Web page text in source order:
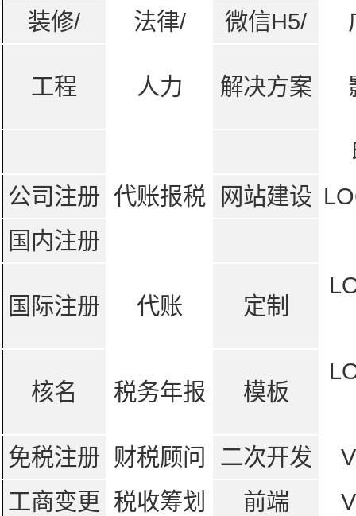
装修/ 法律/ 微信H5/
工程 人力 解决方案
公司注册 代账报税 网站建设
国内注册
国际注册 代账 定制
核名 税务年报 模板
免税注册 财税顾问 二次开发
工商变更
税收筹划 前端